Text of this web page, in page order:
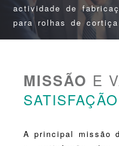
actividade de
para rolhas de
sendo actualmente
Apesar da difícil
que então se vivia,
MISSÃO E
A principal missão